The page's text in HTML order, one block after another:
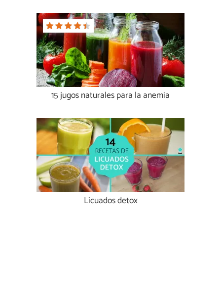
15 jugos naturales para la anemia
Licuados detox